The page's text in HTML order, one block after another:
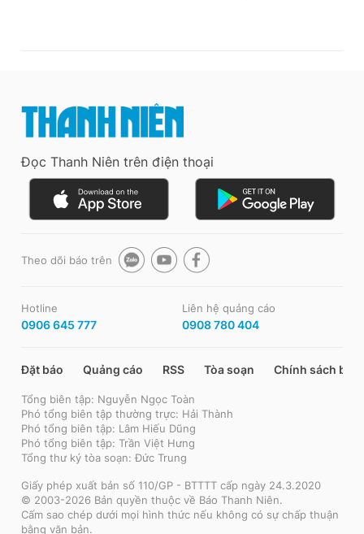
Đọc Thanh Niên trên điện thoại
Theo dõi báo trên
Hotline
0906 645 777
Liên hệ quảng cáo
0908 780 404
Đặt báo Quảng cáo RSS Tòa soạn Chính sách bảo
Tổng biên tập: Nguyễn Ngọc Toàn
Phó tổng biên tập thường trực: Hải Thành
Phó tổng biên tập: Lâm Hiếu Dũng
Phó tổng biên tập: Trần Việt Hưng
Tổng thư ký tòa soạn: Đức Trung
Giấy phép xuất bản số 110/GP - BTTTT cấp ngày 24.3.2020
© 2003-2026 Bản quyền thuộc về Báo Thanh Niên.
Cấm sao chép dưới mọi hình thức nếu không có sự chấp thuận
bằng văn bản.